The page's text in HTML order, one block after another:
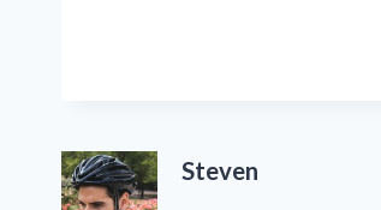
Steven